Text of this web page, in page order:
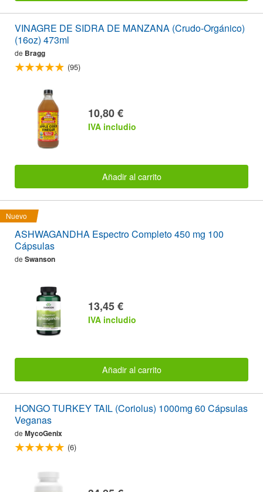
VINAGRE DE SIDRA DE MANZANA (Crudo-Orgánico)
(16oz) 473ml
de Bragg
(95)
10,80 €
IVA includio
Añadir al carrito
Nuevo
ASHWAGANDHA Espectro Completo 450 mg 100
Cápsulas
de Swanson
13,45 €
IVA includio
Añadir al carrito
HONGO TURKEY TAIL (Coriolus) 1000mg 60 Cápsulas
Veganas
de MycoGenix
(6)